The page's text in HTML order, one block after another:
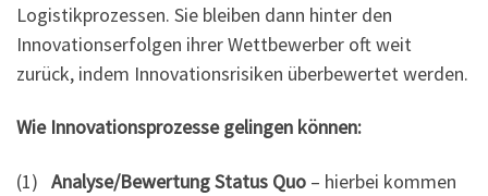
Logistikprozessen. Sie bleiben dann hinter den
Innovationserfolgen ihrer Wettbewerber oft weit
zurück, indem Innovationsrisiken überbewertet werden.
Wie Innovationsprozesse gelingen können:
(1) Analyse/Bewertung Status Quo – hierbei kommen